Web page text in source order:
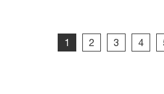
1 2 3 4